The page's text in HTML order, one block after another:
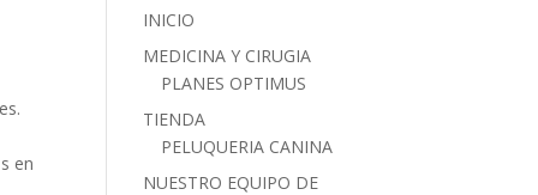
en
INICIO
MEDICINA Y CIRUGIA
PLANES OPTIMUS
TIENDA
PELUQUERIA CANINA
NUESTRO EQUIPO DE